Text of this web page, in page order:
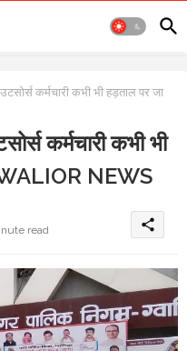
कर्मचारी कभी भी हड़ताल पर जा
कर्मचारी कभी भी
NEWS
read share